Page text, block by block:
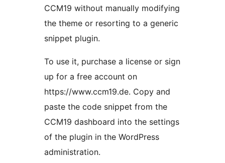
CCM19 without manually modifying
the theme or resorting to a generic
snippet plugin.
To use it, purchase a license or sign
up for a free account on
https://www.ccm19.de. Copy and
paste the code snippet from the
CCM19 dashboard into the settings
of the plugin in the WordPress
administration.